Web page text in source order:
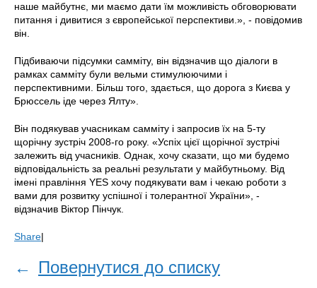
наше майбутнє, ми маємо дати їм можливість обговорювати
питання і дивитися з європейської перспективи.», - повідомив
він.
Підбиваючи підсумки самміту, він відзначив що діалоги в
рамках самміту були вельми стимулюючими і
перспективними. Більш того, здається, що дорога з Києва у
Брюссель іде через Ялту».
Він подякував учасникам самміту і запросив їх на 5-ту
щорічну зустріч 2008-го року. «Успіх цієї щорічної зустрічі
залежить від учасників. Однак, хочу сказати, що ми будемо
відповідальність за реальні результати у майбутньому. Від
імені правління YES хочу подякувати вам і чекаю роботи з
вами для розвитку успішної і толерантної України», -
відзначив Віктор Пінчук.
Share|
← Повернутися до списку